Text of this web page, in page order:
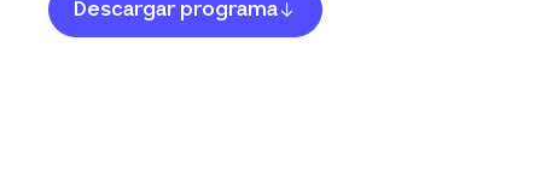
Descargar programa